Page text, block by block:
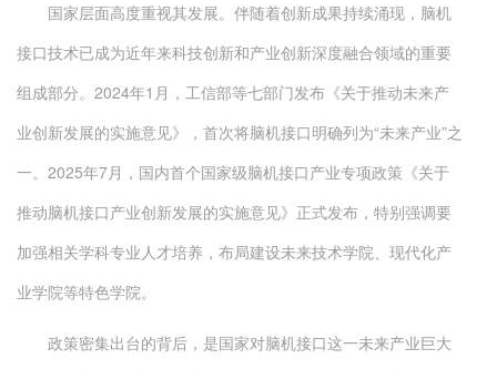
国家层面高度重视其发展。伴随着创新成果持续涌现，脑机
接口技术已成为近年来科技创新和产业创新深度融合领域的重要
组成部分。2024年1月，工信部等七部门发布《关于推动未来产
业创新发展的实施意见》，首次将脑机接口明确列为“未来产业”之
一。2025年7月，国内首个国家级脑机接口产业专项政策《关于
推动脑机接口产业创新发展的实施意见》正式发布，特别强调要
加强相关学科专业人才培养，布局建设未来技术学院、现代化产
业学院等特色学院。
政策密集出台的背后，是国家对脑机接口这一未来产业巨大